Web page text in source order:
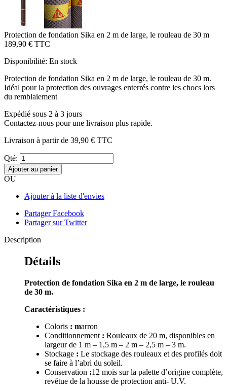
Protection de fondation Sika en 2 m de large, le rouleau de 30 m
189,90 € TTC
Disponibilité: En stock
Protection de fondation Sika en 2 m de large, le rouleau de 30 m.
Idéal pour la protection des ouvrages enterrés contre les chocs lors
du remblaiement
Expédié sous 2 à 3 jours
Contactez-nous pour une livraison plus rapide.
Livraison à partir de 39,90 € TTC
Qté:
Ajouter au panier
OU
Ajouter à la liste d'envies
Partager Facebook
Partager sur Twitter
Description
Détails
Protection de fondation Sika en 2 m de large, le rouleau
de 30 m.
Caractéristiques :
Coloris : marron
Conditionnement : Rouleaux de 20 m, disponibles en
largeur de 1 m – 1,5 m – 2 m – 2,5 m – 3 m.
Stockage : Le stockage des rouleaux et des profilés doit
se faire à l’abri du soleil.
Conservation :12 mois sur la palette d’origine complète,
revêtue de la housse de protection anti- U.V.